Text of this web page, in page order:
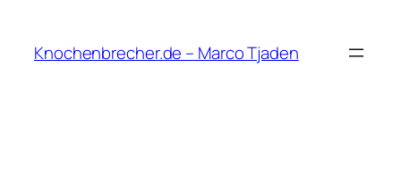
springen
Knochenbrecher.de – Marco Tjaden